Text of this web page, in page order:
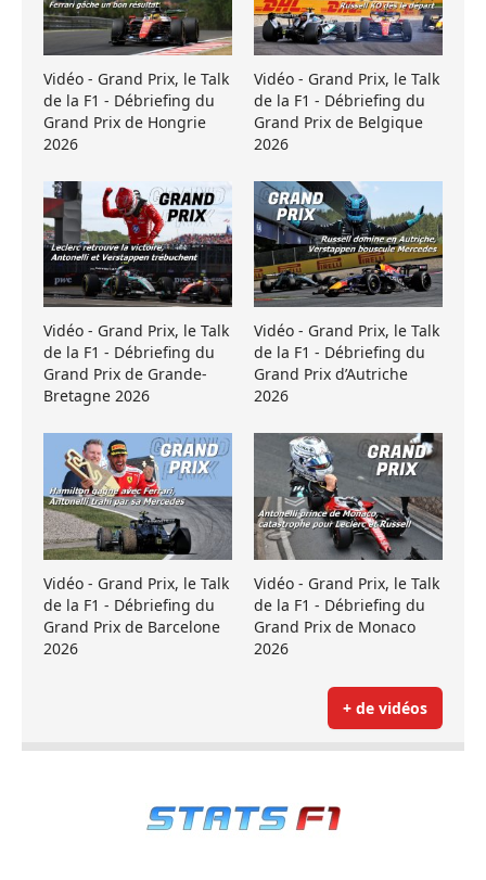
Vidéo - Grand Prix, le Talk
de la F1 - Débriefing du
Grand Prix de Hongrie
2026
Vidéo - Grand Prix, le Talk
de la F1 - Débriefing du
Grand Prix de Belgique
2026
Vidéo - Grand Prix, le Talk
de la F1 - Débriefing du
Grand Prix de Grande-
Bretagne 2026
Vidéo - Grand Prix, le Talk
de la F1 - Débriefing du
Grand Prix d’Autriche
2026
Vidéo - Grand Prix, le Talk
de la F1 - Débriefing du
Grand Prix de Barcelone
2026
Vidéo - Grand Prix, le Talk
de la F1 - Débriefing du
Grand Prix de Monaco
2026
+ de vidéos